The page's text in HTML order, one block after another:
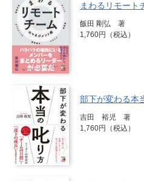
まわるリモート
飯田 剛弘 著
1,760円（税込）
部下が変わる本
吉田 裕児 著
1,760円（税込）